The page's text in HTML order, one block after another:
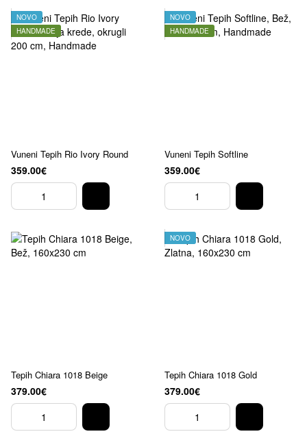
NOVO
HANDMADE
Vuneni Tepih Rio Ivory Round
359.00€
NOVO
HANDMADE
Vuneni Tepih Softline
359.00€
Tepih Chiara 1018 Beige
379.00€
NOVO
Tepih Chiara 1018 Gold
379.00€